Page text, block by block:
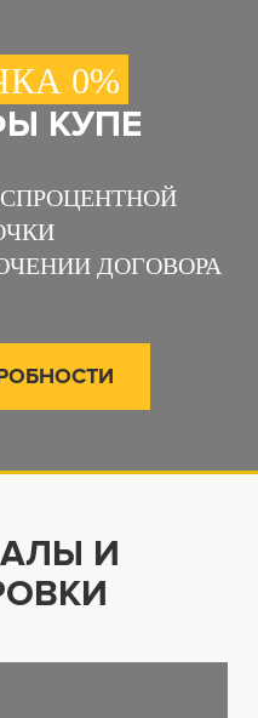
0%
КУПЕ
ДОГОВОРА
И